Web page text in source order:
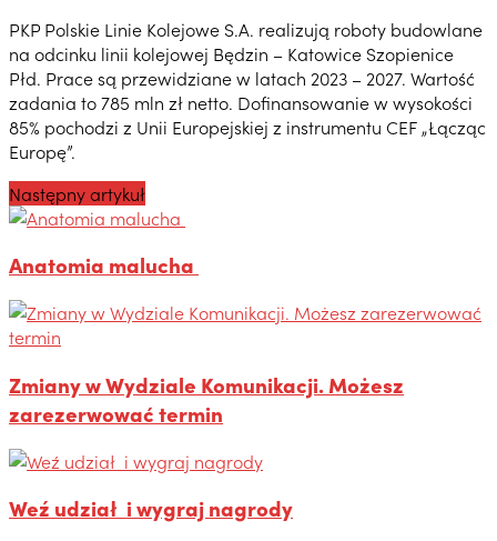
PKP Polskie Linie Kolejowe S.A. realizują roboty budowlane
na odcinku linii kolejowej Będzin – Katowice Szopienice
Płd. Prace są przewidziane w latach 2023 – 2027. Wartość
zadania to 785 mln zł netto. Dofinansowanie w wysokości
85% pochodzi z Unii Europejskiej z instrumentu CEF „Łącząc
Europę”.
Następny artykuł
Anatomia malucha
Zmiany w Wydziale Komunikacji. Możesz
zarezerwować termin
Weź udział i wygraj nagrody